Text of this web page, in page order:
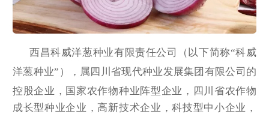
西昌科威洋葱种业有限责任公司（以下简称“科威
洋葱种业”），属四川省现代种业发展集团有限公司的
控股企业，国家农作物种业阵型企业 ，四川省农作物
成长型种业企业，高新技术企业，科技型中小企业，